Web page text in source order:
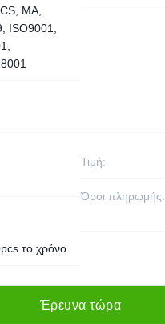
MA,
ISO9001,
Τιμή:
Όροι πληρωμής:
το χρόνο
Έρευνα τώρα